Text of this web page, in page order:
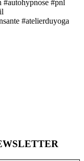
#autohypnose #pnl
#atelierduyoga